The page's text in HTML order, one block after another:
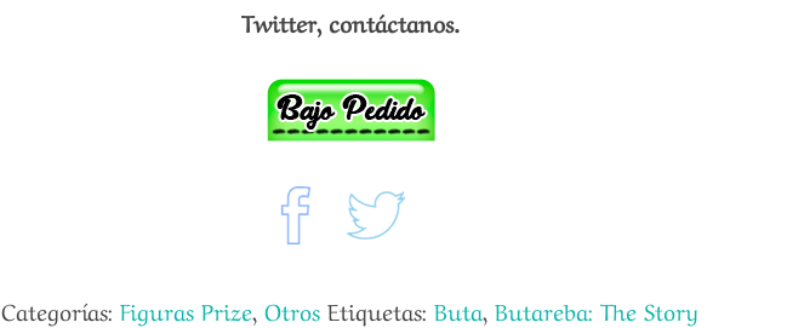
Twitter, contáctanos.
Categorías: Figuras Prize, Otros Etiquetas: Buta, Butareba: The Story